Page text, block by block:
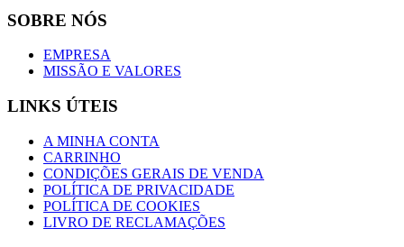
SOBRE NÓS
EMPRESA
MISSÃO E VALORES
LINKS ÚTEIS
A MINHA CONTA
CARRINHO
CONDIÇÕES GERAIS DE VENDA
POLÍTICA DE PRIVACIDADE
POLÍTICA DE COOKIES
LIVRO DE RECLAMAÇÕES